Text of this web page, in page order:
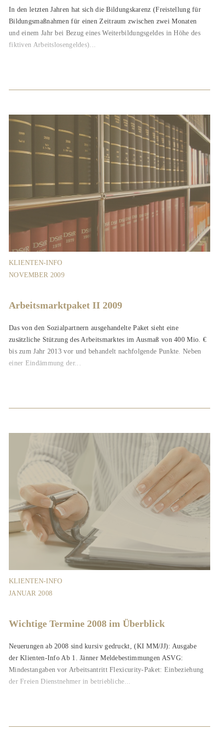
In den letzten Jahren hat sich die Bildungskarenz (Freistellung für
Bildungsmaßnahmen für einen Zeitraum zwischen zwei Monaten
und einem Jahr bei Bezug eines Weiterbildungsgeldes in Höhe des
fiktiven Arbeitslosengeldes)...
KLIENTEN-INFO
NOVEMBER 2009
Arbeitsmarktpaket II 2009
Das von den Sozialpartnern ausgehandelte Paket sieht eine
zusätzliche Stützung des Arbeitsmarktes im Ausmaß von 400 Mio. €
bis zum Jahr 2013 vor und behandelt nachfolgende Punkte. Neben
einer Eindämmung der...
KLIENTEN-INFO
JANUAR 2008
Wichtige Termine 2008 im Überblick
Neuerungen ab 2008 sind kursiv gedruckt, (KI MM/JJ): Ausgabe
der Klienten-Info Ab 1. Jänner Meldebestimmungen ASVG:
Mindestangaben vor Arbeitsantritt Flexicurity-Paket: Einbeziehung
der Freien Dienstnehmer in betriebliche...